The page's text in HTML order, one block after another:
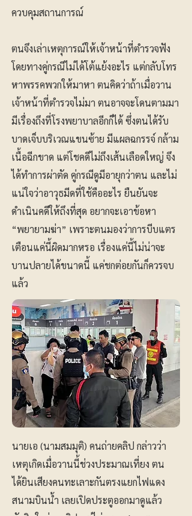
ควบคุมสถานการณ์
ตนจึงเล่าเหตุการณ์ให้เจ้าหน้าที่ตำรวจฟัง
โดยทางคู่กรณีไม่ได้โต้แย้งอะไร แต่กลับโทร
หาพรรคพวกให้มาหา ตนคิดว่าถ้าเมื่อวาน
เจ้าหน้าที่ตำรวจไม่มา ตนอาจจะโดนตามมา
มีเรื่องถึงที่โรงพยาบาลอีกก็ได้ ซึ่งตนได้รับ
บาดเจ็บบริเวณแขนซ้าย มีแผลฉกรรจ์ กล้าม
เนื้อฉีกขาด แต่โชคดีไม่ถึงเส้นเลือดใหญ่ จึง
ได้ทำการผ่าตัด คู่กรณีดูมีอายุกว่าตน และไม่
แน่ใจว่าอาวุธมีดที่ใช้คืออะไร ยืนยันจะ
ดำเนินคดีให้ถึงที่สุด อยากจะเอาข้อหา
“พยายามฆ่า” เพราะตนมองว่าการบีบแตร
เตือนแค่นี้ผิดมากหรอ เรื่องแค่นี้ไม่น่าจะ
บานปลายได้ขนาดนี้ แค่ชกต่อยกันก็ควรจบ
แล้ว
นายเอ (นามสมมุติ) คนถ่ายคลิป กล่าวว่า
เหตุเกิดเมื่อวานนี้ช่วงประมาณเที่ยง ตน
ได้ยินเสียงคนทะเลาะกันตรงแยกไฟแดง
สนามบินน้ำ เลยเปิดประตูออกมาดูแล้ว